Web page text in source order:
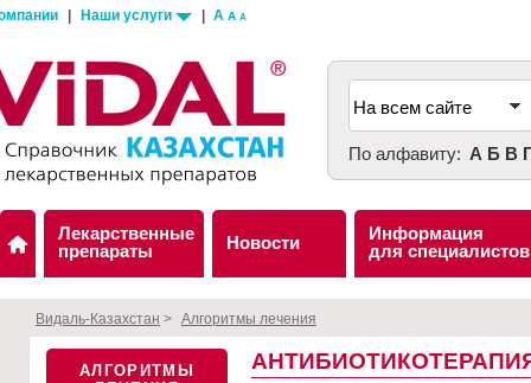
Наши услуги A A A
По алфавиту: А Б В
Лекарственные
препараты
Новости
Информация
для специалистов
Видаль-Казахстан > Алгоритмы лечения
АЛГОРИТМЫ